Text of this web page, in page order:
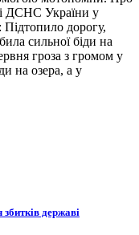
ДСНС України у
Підтопило дорогу,
сильної біди на
гроза з громом у
на озера, а у
державі